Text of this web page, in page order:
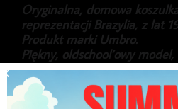
Oryginalna, domowa
reprezentacji Brazylia, z lat
Produkt marki Umbro.
Piękny, oldschool’owy
charakterystycznej,
Canarinhos wywalczyli swój
świata podczas legendarnych